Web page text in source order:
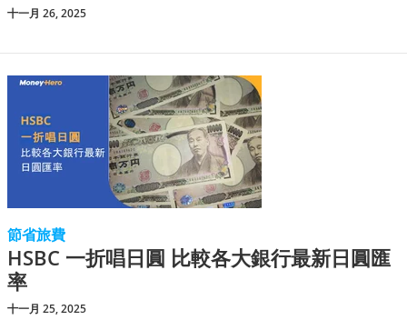
十一月 26, 2025
節省旅費
HSBC 一折唱日圓 比較各大銀行最新日圓匯
率
十一月 25, 2025